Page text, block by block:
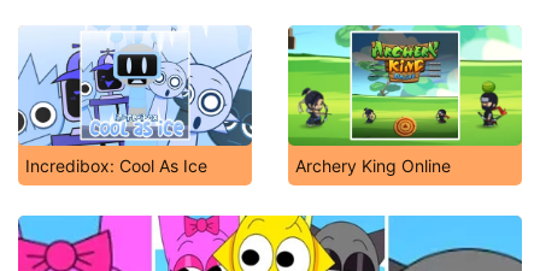
Incredibox: Cool As Ice Archery King Online